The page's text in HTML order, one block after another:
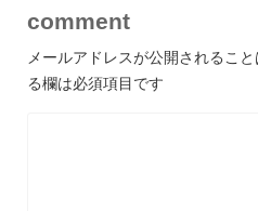
comment
メールアドレスが公開されること
る欄は必須項目です